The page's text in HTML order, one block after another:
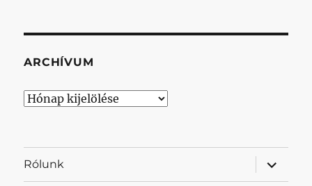
ARCHÍVUM
Archívum
Rólunk
almenü